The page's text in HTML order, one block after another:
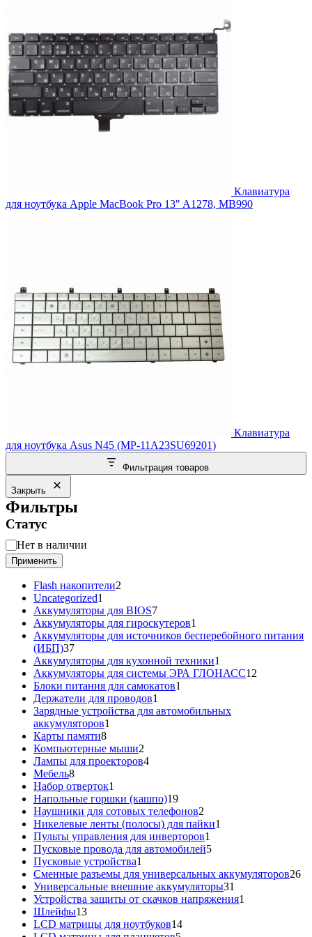
Клавиатура
для ноутбука Apple MacBook Pro 13" A1278, MB990
Клавиатура
для ноутбука Asus N45 (MP-11A23SU69201)
Фильтрация товаров
Закрыть
Фильтры
Статус
Статус
Нет в наличии
Применить
Flash накопители2
Uncategorized1
товар
Аккумуляторы для BIOS77
товаров
Аккумуляторы для гироскутеров1
товар
Аккумуляторы для источников бесперебойного питания
(ИБП)3737
товаров
Аккумуляторы для кухонной техники1
товар
Аккумуляторы для системы ЭРА ГЛОНАСС12
Блоки питания для самокатов1
Держатели для проводов1
товар
Зарядные устройства для автомобильных
аккумуляторов1
Карты памяти88
товаров
Компьютерные мыши2
товара
Лампы для проекторов44
Мебель88
товаров
Набор отверток1
товар
Напольные горшки (кашпо)1919
товаров
Наушники для сотовых телефонов2
товара
Никелевые ленты (полосы) для пайки1
Пульты управления для инверторов1
товар
Пусковые провода для автомобилей55
Пусковые устройства1
товар
Сменные разъемы для универсальных аккумуляторов2626
Универсальные внешние аккумуляторы31
товар
Устройства защиты от скачков напряжения1
Шлейфы1313
товаров
LCD матрицы для ноутбуков1414